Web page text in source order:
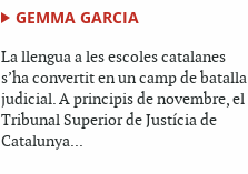
GEMMA GARCIA
La llengua a les escoles catalanes
s’ha convertit en un camp de batalla
judicial. A principis de novembre, el
Tribunal Superior de Justícia de
Catalunya...